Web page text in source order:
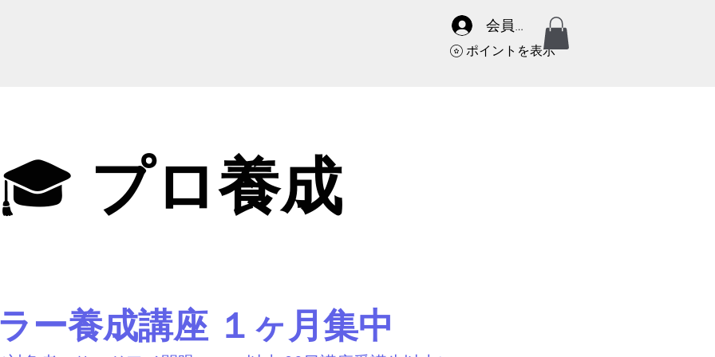
会員サイト
ポイントを表示
🎓 プロ養成
ー養成講座 １ヶ月集中